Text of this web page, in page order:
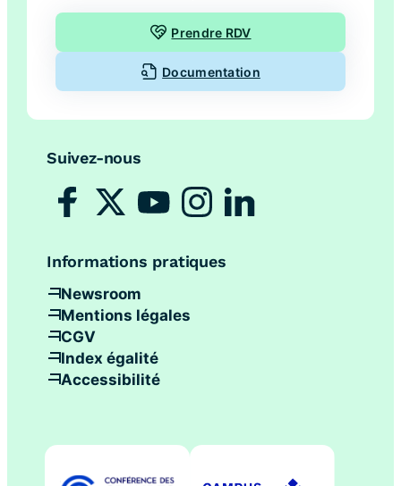
Prendre RDV
Documentation
Suivez-nous
Informations pratiques
Newsroom
Mentions légales
CGV
Index égalité
Accessibilité